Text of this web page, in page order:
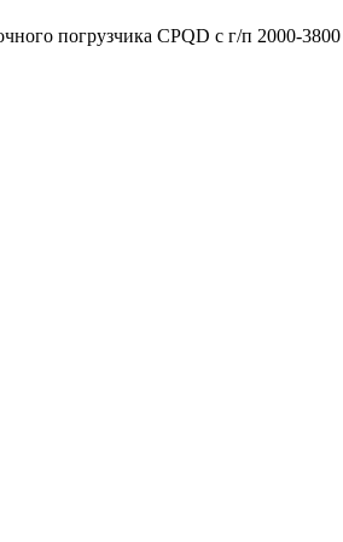
погрузчика CPQD с г/п 2000-3800